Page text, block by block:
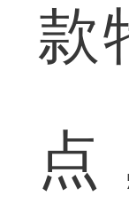
款
点